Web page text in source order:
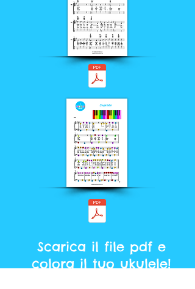
Scarica il file pdf e
colora il tuo ukulele!